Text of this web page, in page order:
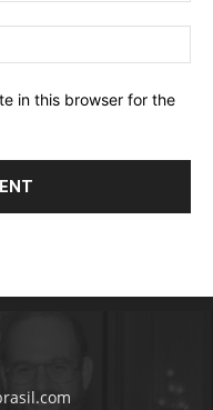
in this browser for the